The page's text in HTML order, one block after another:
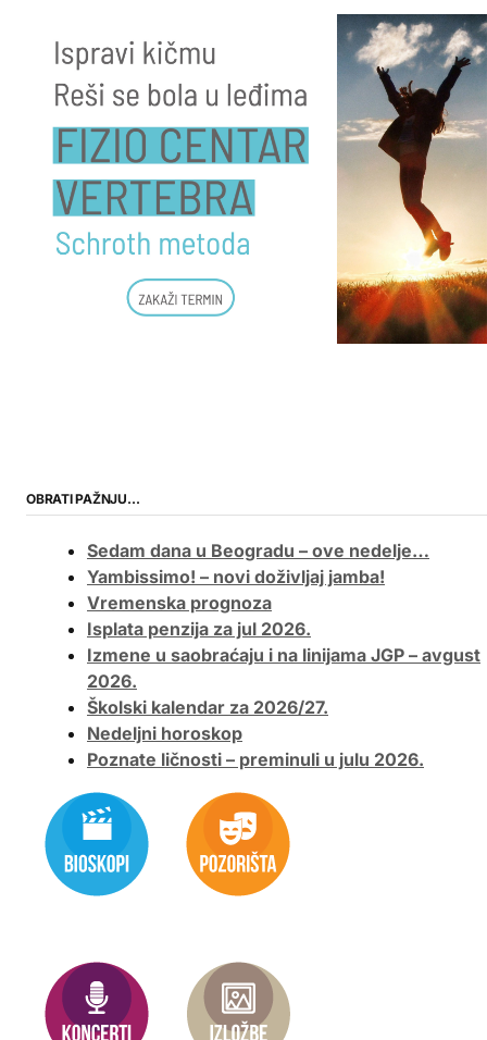
OBRATI PAŽNJU…
Sedam dana u Beogradu – ove nedelje…
Yambissimo! – novi doživljaj jamba!
Vremenska prognoza
Isplata penzija za jul 2026.
Izmene u saobraćaju i na linijama JGP – avgust
2026.
Školski kalendar za 2026/27.
Nedeljni horoskop
Poznate ličnosti – preminuli u julu 2026.